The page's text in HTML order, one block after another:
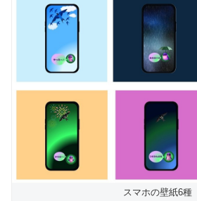
スマホの壁紙6種